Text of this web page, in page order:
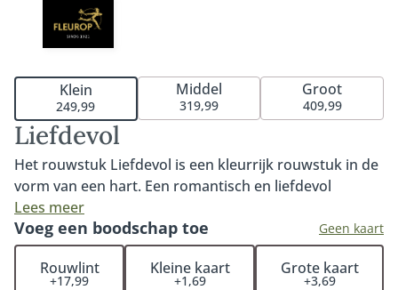
Liefdevol
Het rouwstuk Liefdevol is een kleurrijk rouwstuk in de
vorm van een hart. Een romantisch en liefdevol
bloemstuk door de gekozen bloemsoorten. Het
hartvormige rouwstuk kenmerkt zich door haar
bijzondere rozen in warme kleuren en roze tinten.
Verkrijgbaar in 35cm, 45cm of 60cm. Fijn om te weten:
Lees meer
Klein
249,99
Middel
319,99
Groot
409,99
Voeg een boodschap toe Geen kaart
Rouwlint
+17,99
Kleine kaart
+1,69
Grote kaart
+3,69